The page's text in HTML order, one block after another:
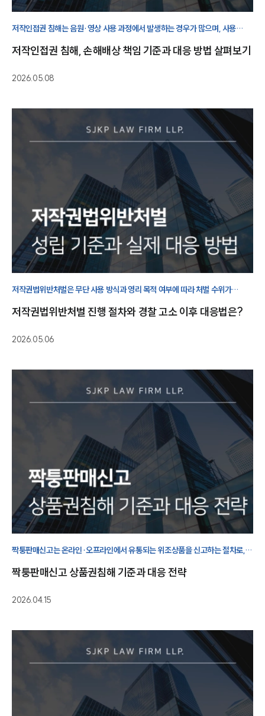
저작인접권 침해는 음원·영상 사용 과정에서 발생하는 경우가 많으며, 사용
저작인접권 침해, 손해배상 책임 기준과 대응 방법 살펴보기
2026.05.08
저작권법위반처벌은 무단 사용 방식과 영리 목적 여부에 따라 처벌 수위가
저작권법위반처벌 진행 절차와 경찰 고소 이후 대응법은?
2026.05.06
짝퉁판매신고는 온라인·오프라인에서 유통되는 위조상품을 신고하는 절차로,
짝퉁판매신고 상품권침해 기준과 대응 전략
2026.04.15